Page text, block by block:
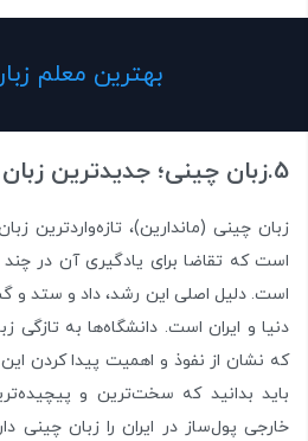
بهترین معلم
5.زبان چینی؛ جدیدترین زبان پول‌ساز در ایران
زبان چینی (ماندارین)، تازه‌واردترین
است که تقاضا برای یادگیری آن در
است. دلیل اصلی این رشد، داد و ستد و
دنیا و ایران است. دانشگاه‌ها به تازگی
که نشان از نفوذ و اهمیت پیدا کردن
باید بدانید که سخت‌ترین و
خارجی پول‌ساز در ایران را زبان چینی